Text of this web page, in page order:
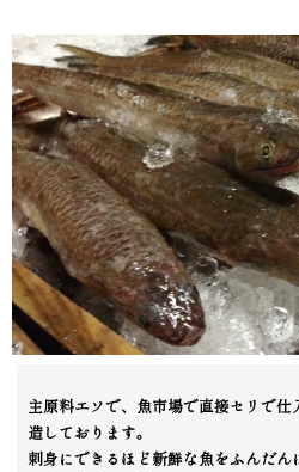
主原料エソで、魚市場で直接セリで
造しております。
刺身にできるほど新鮮な魚をふんだ